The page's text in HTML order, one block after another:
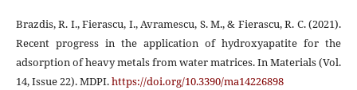
Brazdis, R. I., Fierascu, I., Avramescu, S. M., & Fierascu, R. C. (2021).
Recent progress in the application of hydroxyapatite for the
adsorption of heavy metals from water matrices. In Materials (Vol.
14, Issue 22). MDPI.https://doi.org/10.3390/ma14226898